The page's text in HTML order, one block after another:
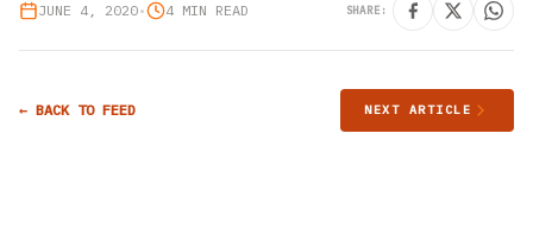
JUNE 4, 2020• 4 MIN READ SHARE:
← BACK TO FEED NEXT ARTICLE